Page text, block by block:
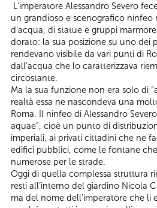
L’imperatore Alessandro Severo
un grandioso e scenografico ninfeo
d’acqua, di statue e gruppi
dorato: la sua posizione su uno dei
rendevano visibile da vari punti di
dall’acqua che lo caratterizzava
circostante.
Ma la sua funzione non era solo di
realtà essa ne nascondeva una
Roma. Il ninfeo di Alessandro
aquae”, cioè un punto di
imperiali, ai privati cittadini che ne
edifici pubblici, come le fontane
numerose per le strade.
Oggi di quella complessa struttura
resti all’interno del giardino Nicola
ma del nome dell’imperatore che li